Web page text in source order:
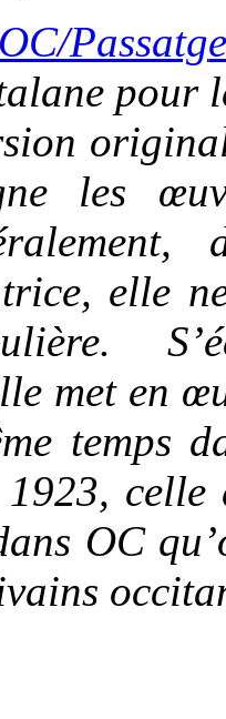
Passatg
pour
les
elle
met en
temps
1923,
OC